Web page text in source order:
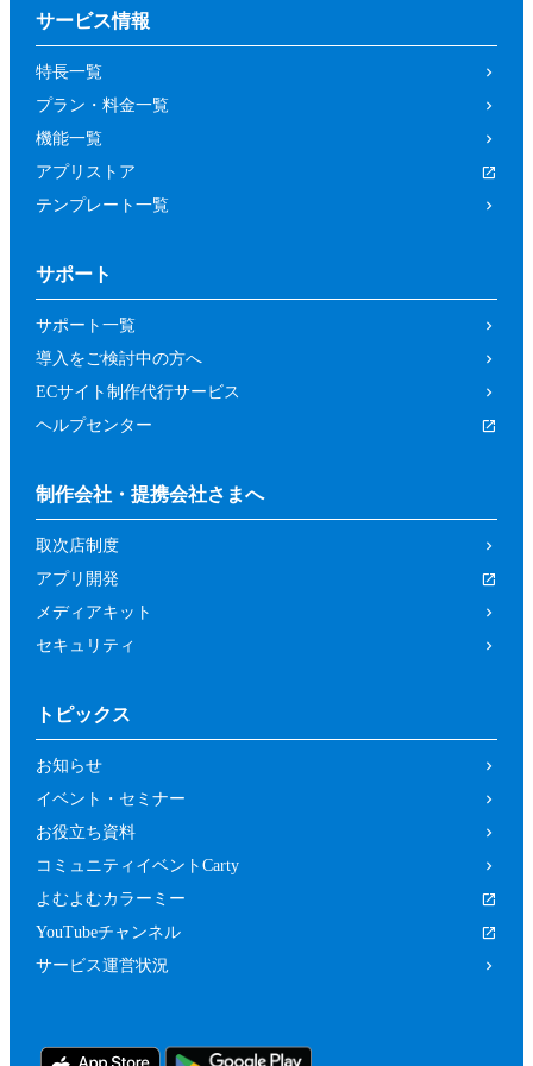
サービス情報
特長一覧
プラン・料金一覧
機能一覧
アプリストア
テンプレート一覧
サポート
サポート一覧
導入をご検討中の方へ
ECサイト制作代行サービス
ヘルプセンター
制作会社・提携会社さまへ
取次店制度
アプリ開発
メディアキット
セキュリティ
トピックス
お知らせ
イベント・セミナー
お役立ち資料
コミュニティイベントCarty
よむよむカラーミー
YouTubeチャンネル
サービス運営状況